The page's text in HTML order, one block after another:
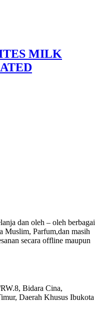
MILK
dan oleh – oleh berbagai
Muslim, Parfum,dan masih
secara offline maupun
Bidara Cina,
Daerah Khusus Ibukota